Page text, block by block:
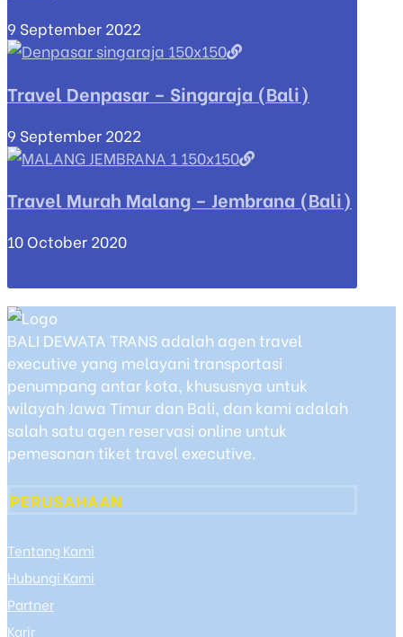
9 September 2022
Travel Denpasar – Singaraja (Bali)
9 September 2022
Travel Murah Malang – Jembrana (Bali)
10 October 2020
BALI DEWATA TRANS adalah agen travel
executive yang melayani transportasi
penumpang antar kota, khususnya untuk
wilayah Jawa Timur dan Bali, dan kami adalah
salah satu agen reservasi online untuk
pemesanan tiket travel executive.
PERUSAHAAN
Tentang Kami
Hubungi Kami
Partner
Karir